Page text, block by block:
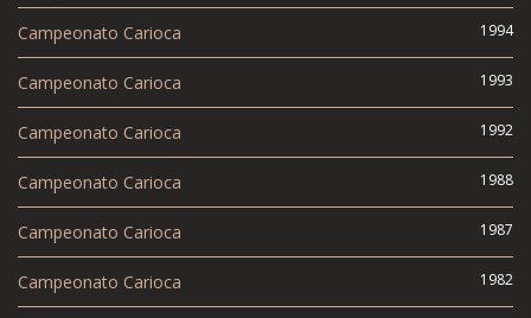
Campeonato Carioca 1994
Campeonato Carioca 1993
Campeonato Carioca 1992
Campeonato Carioca 1988
Campeonato Carioca 1987
Campeonato Carioca 1982